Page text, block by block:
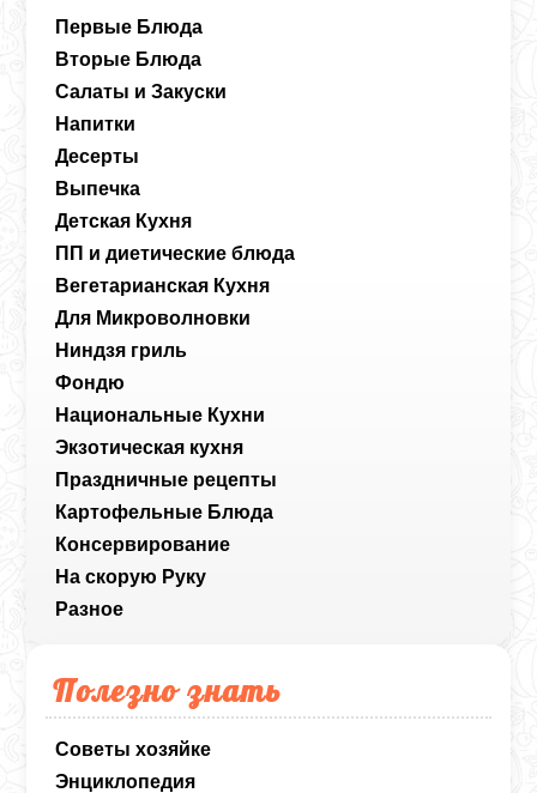
Первые Блюда
Вторые Блюда
Салаты и Закуски
Напитки
Десерты
Выпечка
Детская Кухня
ПП и диетические блюда
Вегетарианская Кухня
Для Микроволновки
Ниндзя гриль
Фондю
Национальные Кухни
Экзотическая кухня
Праздничные рецепты
Картофельные Блюда
Консервирование
На скорую Руку
Разное
Полезно знать
Советы хозяйке
Энциклопедия